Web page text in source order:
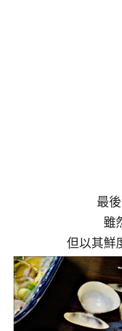
最
雖
但以其鮮